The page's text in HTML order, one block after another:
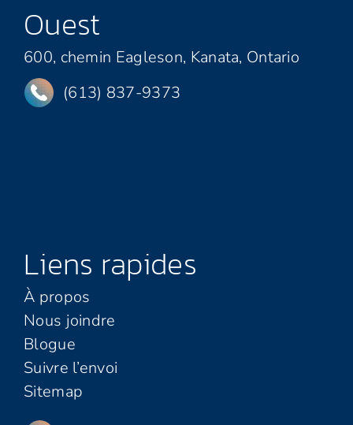
Ouest
600, chemin Eagleson, Kanata, Ontario
(613) 837-9373
Liens rapides
À propos
Nous joindre
Blogue
Suivre l’envoi
Sitemap